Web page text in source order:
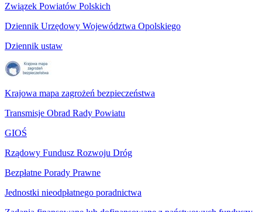
Związek Powiatów Polskich
Dziennik Urzędowy Województwa Opolskiego
Dziennik ustaw
Krajowa mapa zagrożeń bezpieczeństwa
Transmisje Obrad Rady Powiatu
GIOŚ
Rządowy Fundusz Rozwoju Dróg
Bezpłatne Porady Prawne
Jednostki nieodpłatnego poradnictwa